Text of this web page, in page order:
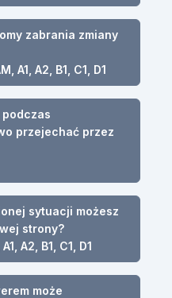
zabrania zmiany
A1, A2, B1, C1, D1
przejechać przez
sytuacji możesz
strony?
A2, B1, C1, D1
może